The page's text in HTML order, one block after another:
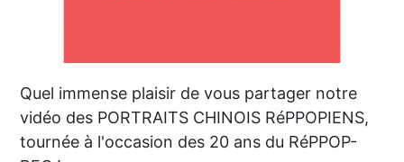
Quel immense plaisir de vous partager notre
vidéo des PORTRAITS CHINOIS RéPPOPIENS,
tournée à l'occasion des 20 ans du RéPPOP-